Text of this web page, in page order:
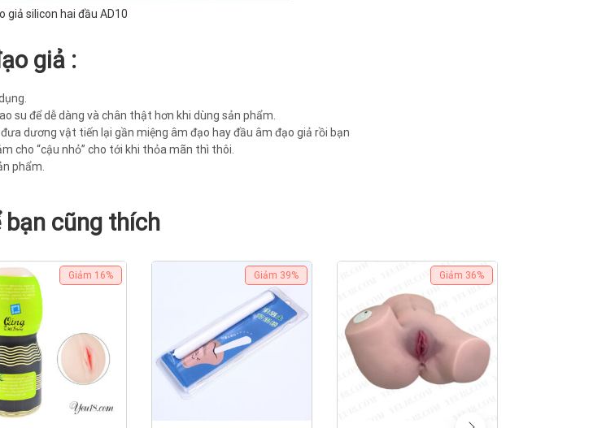
giả silicon hai đầu AD10
giả :
su để dễ dàng và chân thật hơn khi dùng sản phẩm.
dương vật tiến lại gần miệng âm đạo hay đầu âm đạo giả rồi bạn
cho “cậu nhỏ” cho tới khi thỏa mãn thì thôi.
phẩm.
bạn cũng thích
Giảm 16% Giảm 39% Giảm 36%